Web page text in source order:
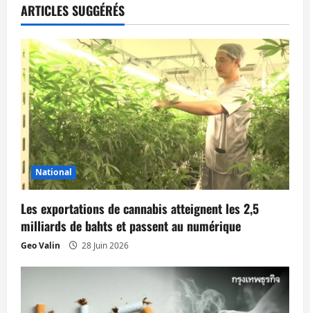
t
i
o
n
d
’
a
r
t
ARTICLES SUGGÉRÉS
National
Les exportations de cannabis atteignent les 2,5
milliards de bahts et passent au numérique
Geo Valin 28 Juin 2026